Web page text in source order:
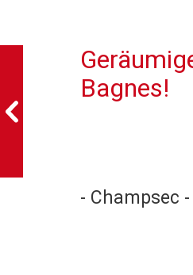
Bagnes!
- Champsec -